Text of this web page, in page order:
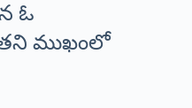
ఓ
ముఖంలో